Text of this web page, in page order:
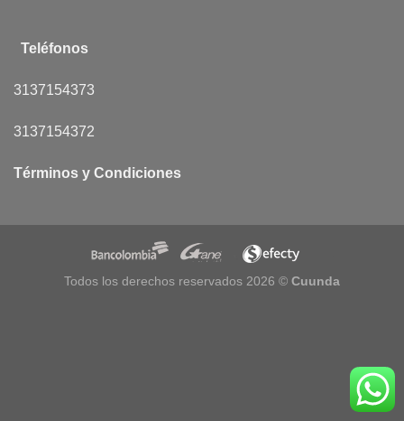
Teléfonos
3137154373
3137154372
Términos y Condiciones
Todos los derechos reservados 2026 © Cuunda